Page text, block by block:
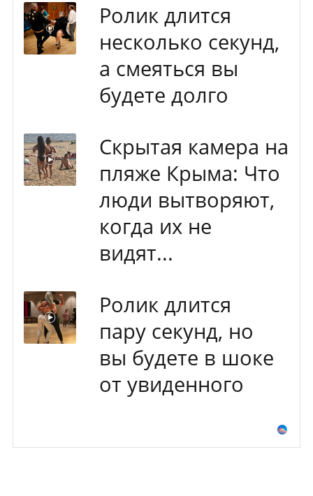
Ролик длится
несколько секунд,
а смеяться вы
будете долго
Скрытая камера на
пляже Крыма: Что
люди вытворяют,
когда их не
видят...
Ролик длится
пару секунд, но
вы будете в шоке
от увиденного